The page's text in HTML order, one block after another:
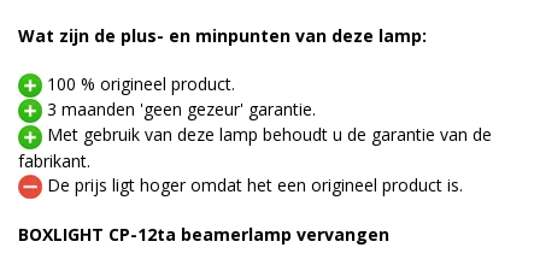
Wat zijn de plus- en minpunten van deze lamp:
100 % origineel product.
3 maanden 'geen gezeur' garantie.
Met gebruik van deze lamp behoudt u de garantie van de
fabrikant.
De prijs ligt hoger omdat het een origineel product is.
BOXLIGHT CP-12ta beamerlamp vervangen